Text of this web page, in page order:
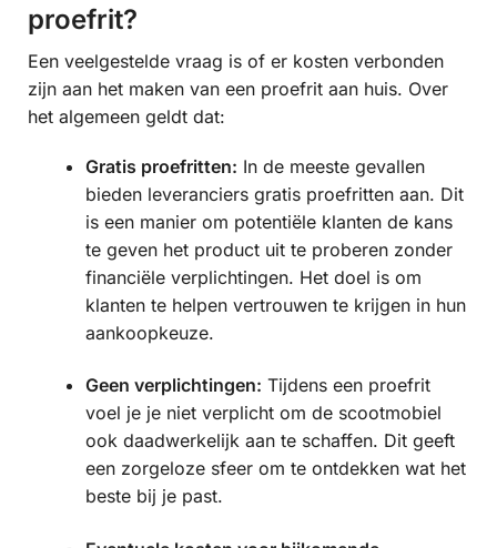
proefrit?
Een veelgestelde vraag is of er kosten verbonden
zijn aan het maken van een proefrit aan huis. Over
het algemeen geldt dat:
Gratis proefritten: In de meeste gevallen
bieden leveranciers gratis proefritten aan. Dit
is een manier om potentiële klanten de kans
te geven het product uit te proberen zonder
financiële verplichtingen. Het doel is om
klanten te helpen vertrouwen te krijgen in hun
aankoopkeuze.
Geen verplichtingen: Tijdens een proefrit
voel je je niet verplicht om de scootmobiel
ook daadwerkelijk aan te schaffen. Dit geeft
een zorgeloze sfeer om te ontdekken wat het
beste bij je past.